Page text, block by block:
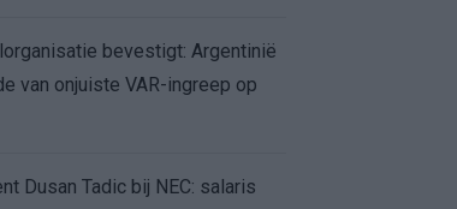
bevestigt: Argentinië
van onjuiste VAR-ingreep op
Dusan Tadic bij NEC: salaris